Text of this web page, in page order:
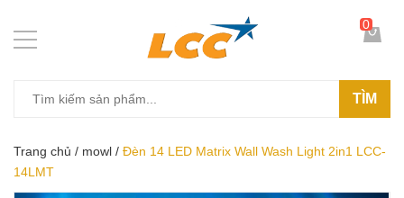
TÌM
0
Trang chủ / mowl / Đèn 14 LED Matrix Wall Wash Light 2in1 LCC-
14LMT